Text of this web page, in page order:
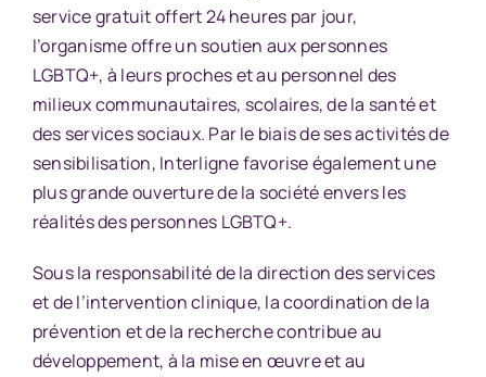
service gratuit offert 24 heures par jour,
l’organisme offre un soutien aux personnes
LGBTQ+, à leurs proches et au personnel des
milieux communautaires, scolaires, de la santé et
des services sociaux. Par le biais de ses activités de
sensibilisation, Interligne favorise également une
plus grande ouverture de la société envers les
réalités des personnes LGBTQ+.
Sous la responsabilité de la direction des services
et de l’intervention clinique, la coordination de la
prévention et de la recherche contribue au
développement, à la mise en œuvre et au